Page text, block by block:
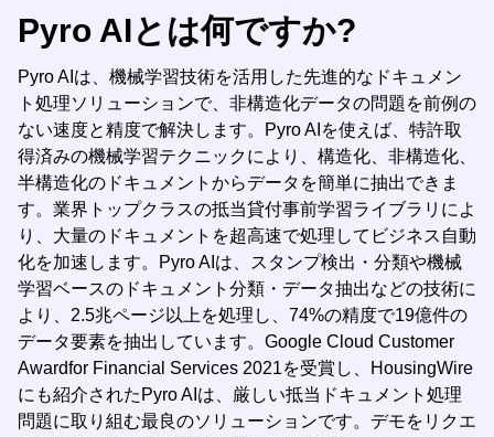
Pyro AIとは何ですか?
Pyro AIは、機械学習技術を活用した先進的なドキュメン
ト処理ソリューションで、非構造化データの問題を前例の
ない速度と精度で解決します。Pyro AIを使えば、特許取
得済みの機械学習テクニックにより、構造化、非構造化、
半構造化のドキュメントからデータを簡単に抽出できま
す。業界トップクラスの抵当貸付事前学習ライブラリによ
り、大量のドキュメントを超高速で処理してビジネス自動
化を加速します。Pyro AIは、スタンプ検出・分類や機械
学習ベースのドキュメント分類・データ抽出などの技術に
より、2.5兆ページ以上を処理し、74%の精度で19億件の
データ要素を抽出しています。Google Cloud Customer
Awardfor Financial Services 2021を受賞し、HousingWire
にも紹介されたPyro AIは、厳しい抵当ドキュメント処理
問題に取り組む最良のソリューションです。デモをリクエ